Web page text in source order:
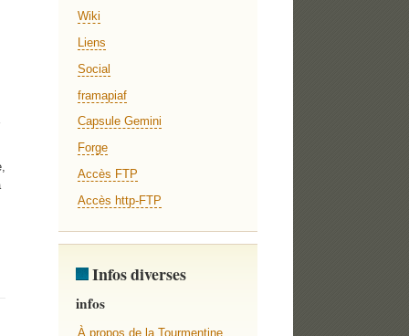
Wiki
Liens
Social
framapiaf
Capsule Gemini
Forge
Accès FTP
Accès http-FTP
Infos diverses
infos
À propos de la Tourmentine